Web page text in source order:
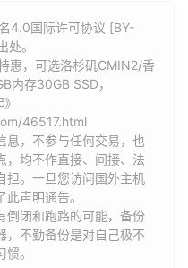
4.0国际许可协议 [BY-
。
惠，可选洛杉矶CMIN2/香
内存30GB SSD，
46517.html
息，不参与任何交易，也
，均不作直接、间接、法
担。一旦您访问国外主机
声明通告。
倒闭和跑路的可能，备份
，不勤备份是对自己极不
。